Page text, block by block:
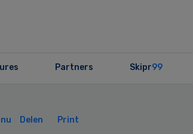
Partners Skipr99
Delen Print